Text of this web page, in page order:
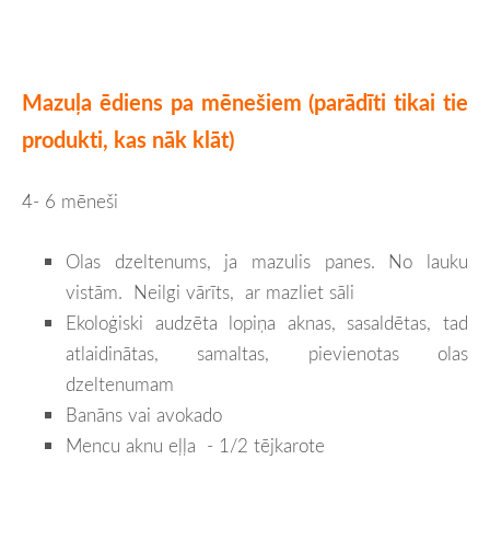
Mazuļa ēdiens pa mēnešiem (parādīti tikai tie
produkti, kas nāk klāt)
4- 6 mēneši
Olas dzeltenums, ja mazulis panes. No lauku
vistām. Neilgi vārīts, ar mazliet sāli
Ekoloģiski audzēta lopiņa aknas, sasaldētas, tad
atlaidinātas, samaltas, pievienotas olas
dzeltenumam
Banāns vai avokado
Mencu aknu eļļa - 1/2 tējkarote